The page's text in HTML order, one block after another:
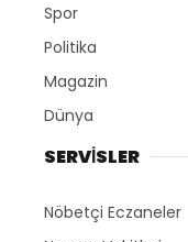
Spor
Politika
Magazin
Dünya
SERVİSLER
Nöbetçi Eczaneler